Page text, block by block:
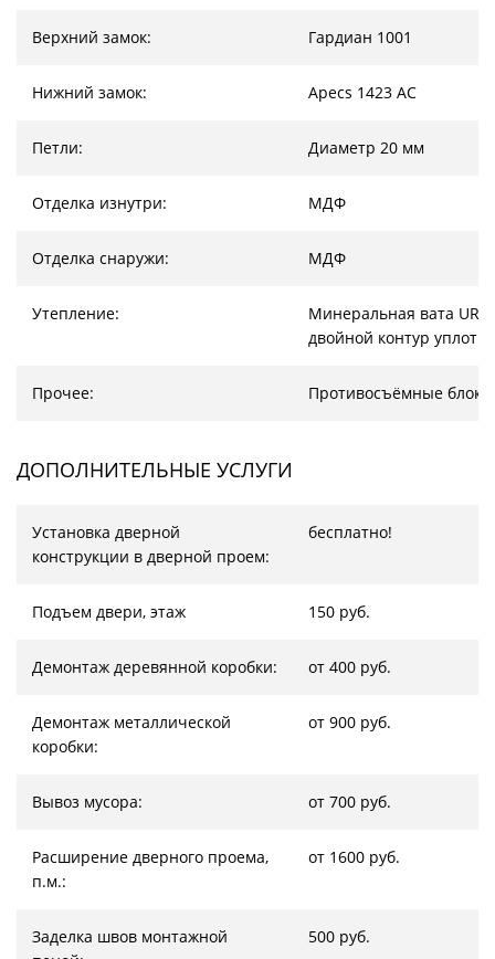
Верхний замок: Гардиан 1001
Нижний замок: Apecs 1423 AC
Петли: Диаметр 20 мм
Отделка изнутри: МДФ
Отделка снаружи: МДФ
Утепление:
Минеральная вата
двойной контур
Прочее: Противосъёмные
ДОПОЛНИТЕЛЬНЫЕ УСЛУГИ
Установка дверной
конструкции в дверной проем:
бесплатно!
Подъем двери, этаж 150 руб.
Демонтаж деревянной коробки: от 400 руб.
Демонтаж металлической
коробки:
от 900 руб.
Вывоз мусора: от 700 руб.
Расширение дверного проема,
п.м.:
от 1600 руб.
Заделка швов монтажной
500 руб.